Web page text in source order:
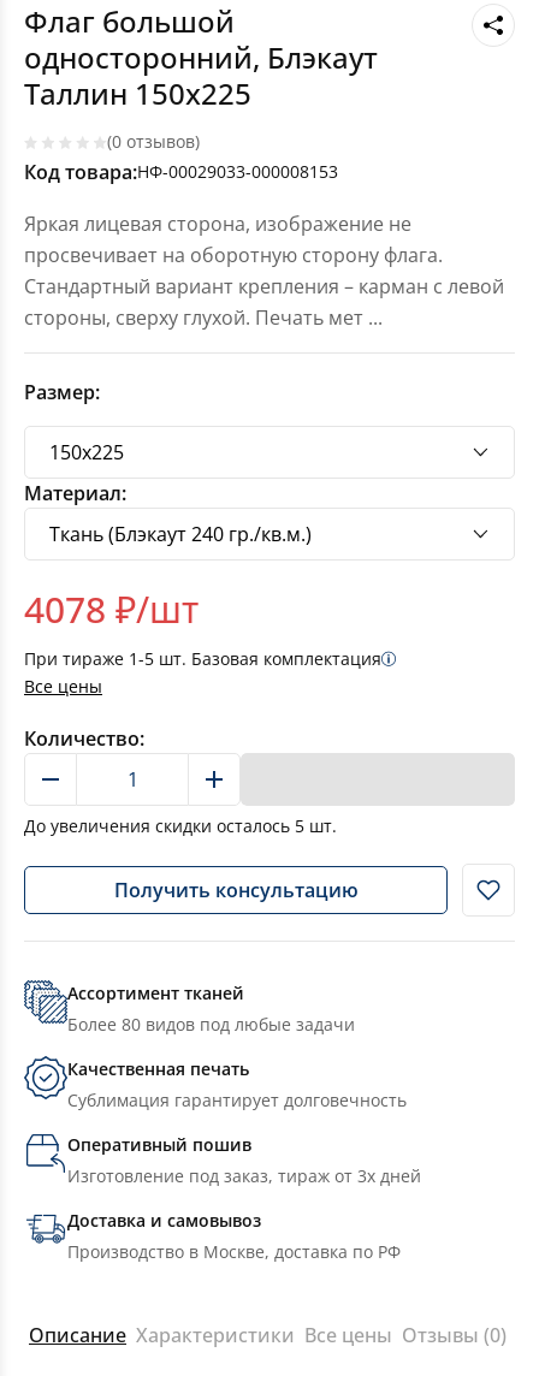
Флаг большой
односторонний, Блэкаут
Таллин 150х225
(0 отзывов)
Код товара:НФ-00029033-000008153
Яркая лицевая сторона, изображение не
просвечивает на оборотную сторону флага.
Стандартный вариант крепления – карман с левой
стороны, сверху глухой. Печать мет ...
Размер:
Материал:
4078 ₽/шт
При тираже 1-5 шт. Базовая комплектация
Все цены
Количество:
До увеличения скидки осталось 5 шт.
Получить консультацию
Ассортимент тканей
Более 80 видов под любые задачи
Качественная печать
Сублимация гарантирует долговечность
Оперативный пошив
Изготовление под заказ, тираж от 3х дней
Доставка и самовывоз
Производство в Москве, доставка по РФ
Описание Характеристики Все цены Отзывы (0)